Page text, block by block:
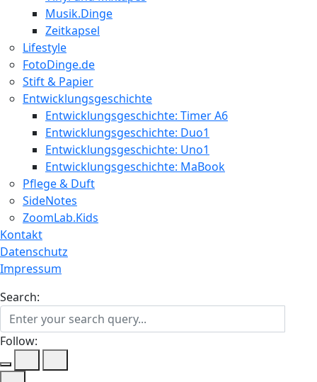
Musik.Dinge
Zeitkapsel
Lifestyle
FotoDinge.de
Stift & Papier
Entwicklungsgeschichte
Entwicklungsgeschichte: Timer A6
Entwicklungsgeschichte: Duo1
Entwicklungsgeschichte: Uno1
Entwicklungsgeschichte: MaBook
Pflege & Duft
SideNotes
ZoomLab.Kids
Kontakt
Datenschutz
Impressum
Search:
Follow: